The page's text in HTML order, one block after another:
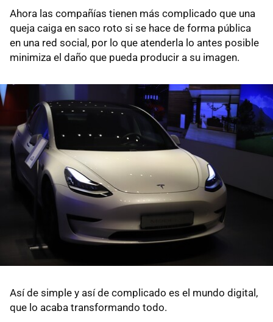
Ahora las compañías tienen más complicado que una
queja caiga en saco roto si se hace de forma pública
en una red social, por lo que atenderla lo antes posible
minimiza el daño que pueda producir a su imagen.
Así de simple y así de complicado es el mundo digital,
que lo acaba transformando todo.